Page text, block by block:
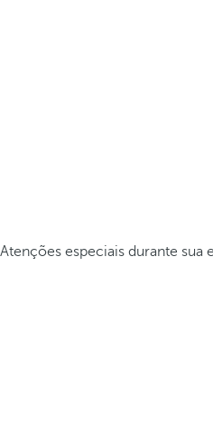
Atenções especiais durante sua